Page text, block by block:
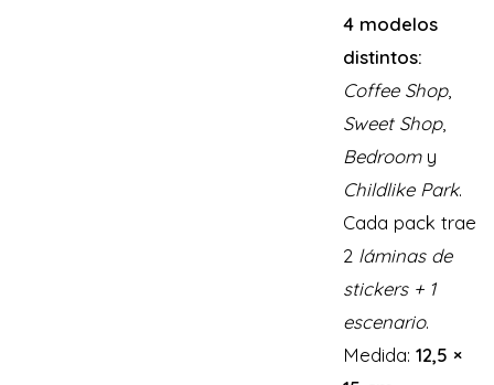
4 modelos
distintos:
Coffee Shop,
Sweet Shop,
Bedroomy
Childlike Park.
Cada pack trae
2 láminas de
stickers + 1
escenario.
Medida: 12,5 ×